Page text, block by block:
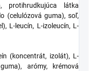
protihrudkujúca látka
(celulózová guma), soľ,
L-leucín, L-izoleucín, L-
(koncentrát, izolát), L-
arómy, krémová